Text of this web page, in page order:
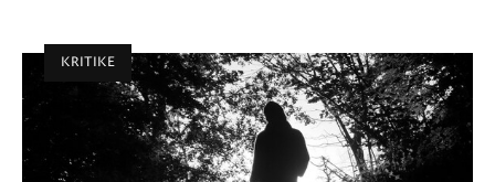
KRITIKE